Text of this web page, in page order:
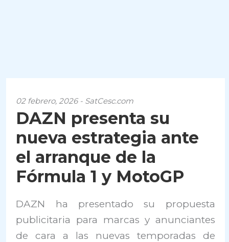
02 febrero, 2026 - SatCesc.com
DAZN presenta su
nueva estrategia ante
el arranque de la
Fórmula 1 y MotoGP
DAZN ha presentado su propuesta
publicitaria para marcas y anunciantes
de cara a las nuevas temporadas de